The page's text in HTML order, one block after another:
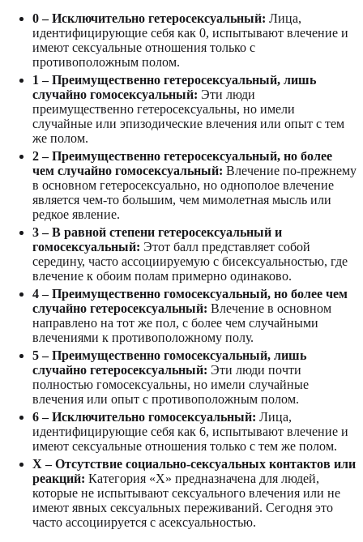
0 – Исключительно гетеросексуальный: Лица,
идентифицирующие себя как 0, испытывают влечение и
имеют сексуальные отношения только с
противоположным полом.
1 – Преимущественно гетеросексуальный, лишь
случайно гомосексуальный: Эти люди
преимущественно гетеросексуальны, но имели
случайные или эпизодические влечения или опыт с тем
же полом.
2 – Преимущественно гетеросексуальный, но более
чем случайно гомосексуальный: Влечение по-прежнему
в основном гетеросексуально, но однополое влечение
является чем-то большим, чем мимолетная мысль или
редкое явление.
3 – В равной степени гетеросексуальный и
гомосексуальный: Этот балл представляет собой
середину, часто ассоциируемую с бисексуальностью, где
влечение к обоим полам примерно одинаково.
4 – Преимущественно гомосексуальный, но более чем
случайно гетеросексуальный: Влечение в основном
направлено на тот же пол, с более чем случайными
влечениями к противоположному полу.
5 – Преимущественно гомосексуальный, лишь
случайно гетеросексуальный: Эти люди почти
полностью гомосексуальны, но имели случайные
влечения или опыт с противоположным полом.
6 – Исключительно гомосексуальный: Лица,
идентифицирующие себя как 6, испытывают влечение и
имеют сексуальные отношения только с тем же полом.
X – Отсутствие социально-сексуальных контактов или
реакций: Категория «X» предназначена для людей,
которые не испытывают сексуального влечения или не
имеют явных сексуальных переживаний. Сегодня это
часто ассоциируется с асексуальностью.